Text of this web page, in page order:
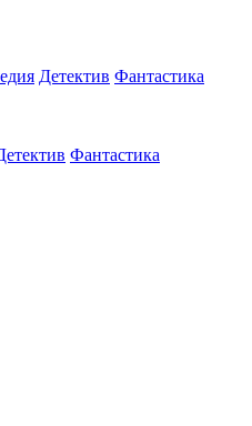
Детектив Фантастика
Фантастика